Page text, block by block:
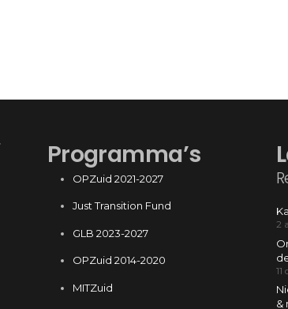
Programma’s
OPZuid 2021-2027
Just Transition Fund
GLB 2023-2027
OPZuid 2014-2020
MITZuid
2
&